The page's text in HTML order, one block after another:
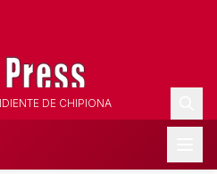
DE CHIPIONA